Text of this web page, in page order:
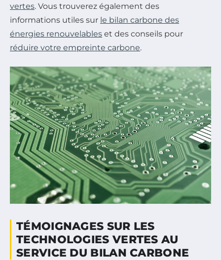
vertes. Vous trouverez également des
informations utiles sur le bilan carbone des
énergies renouvelables et des conseils pour
réduire votre empreinte carbone.
TÉMOIGNAGES SUR LES
TECHNOLOGIES VERTES AU
SERVICE DU BILAN CARBONE